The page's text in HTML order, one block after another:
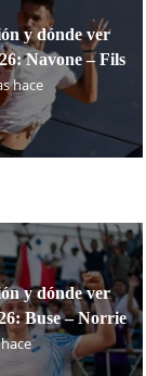
y dónde ver
Navone – Fils
hace
y dónde ver
Buse – Norrie